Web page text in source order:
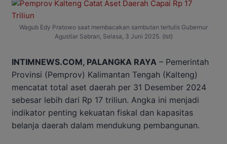
Wagub Edy Pratowo saat membacakan sambutan tertulis Gubernur
Agustiar Sabran, Selasa, 3 Juni 2025. (Ist)
INTIMNEWS.COM, PALANGKA RAYA – Pemerintah
Provinsi (Pemprov) Kalimantan Tengah (Kalteng)
mencatat total aset daerah per 31 Desember 2024
sebesar lebih dari Rp 17 triliun. Angka ini menjadi
indikator penting kekuatan fiskal dan kapasitas
belanja daerah dalam mendukung pembangunan.